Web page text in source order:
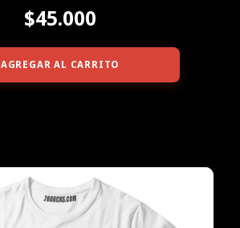
$45.000
AGREGAR AL CARRITO